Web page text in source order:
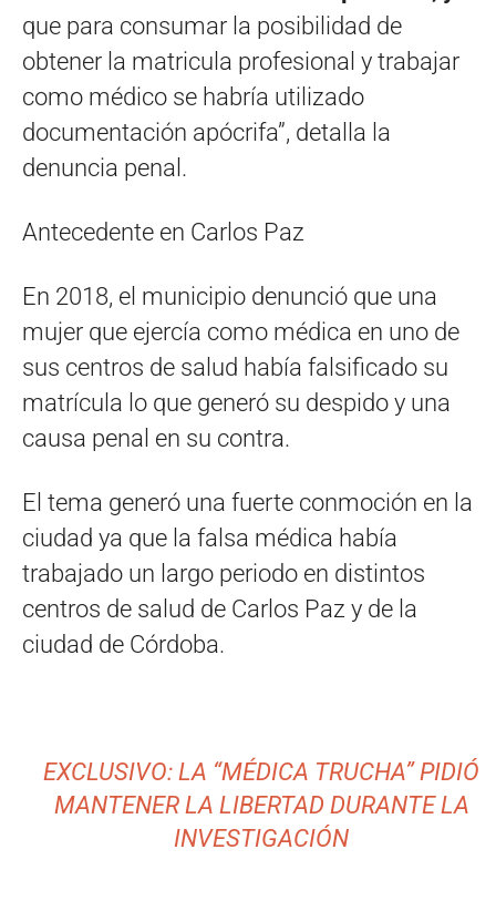
que para consumar la posibilidad de
obtener la matricula profesional y trabajar
como médico se habría utilizado
documentación apócrifa”, detalla la
denuncia penal.
Antecedente en Carlos Paz
En 2018, el municipio denunció que una
mujer que ejercía como médica en uno de
sus centros de salud había falsificado su
matrícula lo que generó su despido y una
causa penal en su contra.
El tema generó una fuerte conmoción en la
ciudad ya que la falsa médica había
trabajado un largo periodo en distintos
centros de salud de Carlos Paz y de la
ciudad de Córdoba.
EXCLUSIVO: LA “MÉDICA TRUCHA” PIDIÓ
MANTENER LA LIBERTAD DURANTE LA
INVESTIGACIÓN